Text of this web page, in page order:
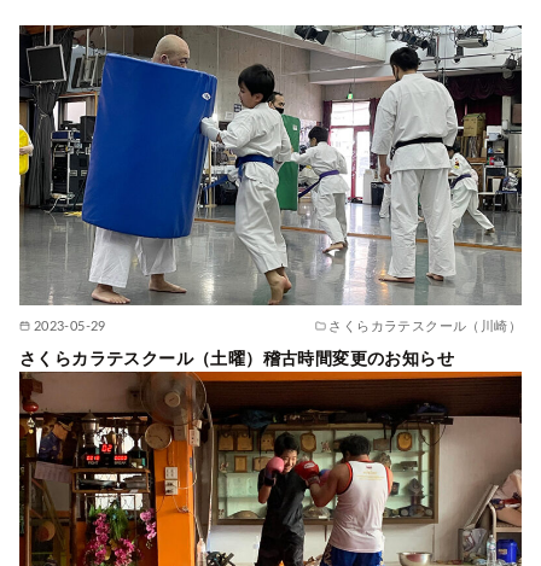
2023-05-29 さくらカラテスクール（川崎）
さくらカラテスクール（土曜）稽古時間変更のお知らせ